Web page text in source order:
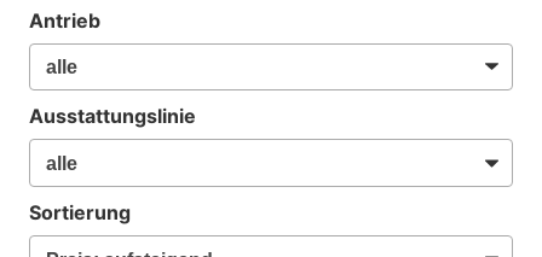
Antrieb
Ausstattungslinie
Sortierung